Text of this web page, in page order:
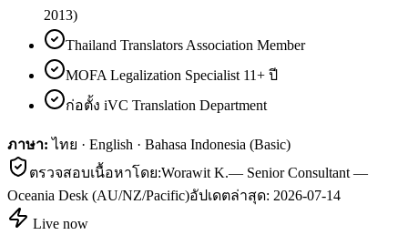
2013)
Thailand Translators Association Member
MOFA Legalization Specialist 11+ ปี
ก่อตั้ง iVC Translation Department
ภาษา: ไทย · English · Bahasa Indonesia (Basic)
ตรวจสอบเนื้อหาโดย:Worawit K.— Senior Consultant —
Oceania Desk (AU/NZ/Pacific)อัปเดตล่าสุด: 2026-07-14
Live now